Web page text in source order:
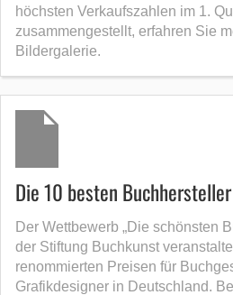
höchsten Verkaufszahlen im 1.
zusammengestellt, erfahren Sie
Bildergalerie.
Die 10 besten Buchhersteller
Der Wettbewerb „Die schönsten
der Stiftung Buchkunst
renommierten Preisen für
Grafikdesigner in Deutschland.